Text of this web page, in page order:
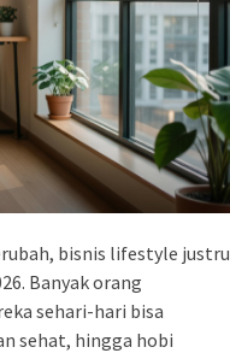
bisnis lifestyle justru
Banyak orang
sehari-hari bisa
sehat, hingga hobi